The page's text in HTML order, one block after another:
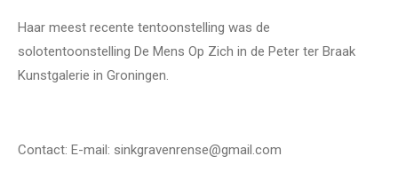
Haar meest recente tentoonstelling was de
solotentoonstelling De Mens Op Zich in de Peter ter Braak
Kunstgalerie in Groningen.
Contact: E-mail: sinkgravenrense@gmail.com